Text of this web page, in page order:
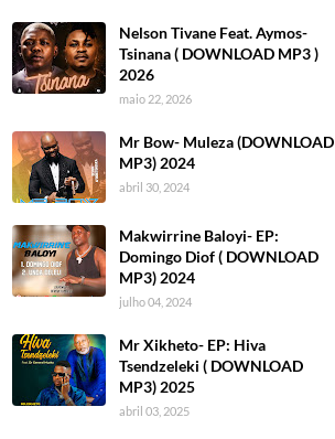
Nelson Tivane Feat. Aymos-
Tsinana ( DOWNLOAD MP3 )
2026
maio 22, 2026
Mr Bow- Muleza (DOWNLOAD
MP3) 2024
abril 30, 2024
Makwirrine Baloyi- EP:
Domingo Diof ( DOWNLOAD
MP3) 2024
julho 04, 2024
Mr Xikheto- EP: Hiva
Tsendzeleki ( DOWNLOAD
MP3) 2025
abril 03, 2025